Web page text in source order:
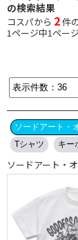
の検索結果
コスパから 2件
1ページ中1ペー
ソードアート・
Tシャツ
キー